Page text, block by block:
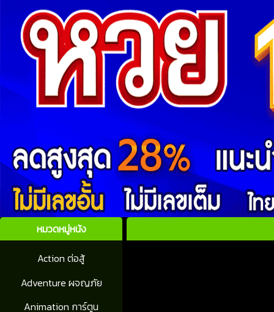
หมวดหมู่หนัง
Action ต่อสู้
Adventure ผจญภัย
Animation การ์ตูน